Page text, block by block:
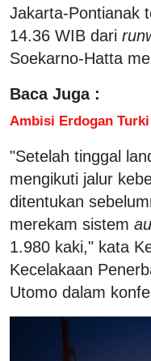
Jakarta-Pontianak
14.36 WIB dari
Soekarno-Hatta
Baca Juga :
Ambisi Erdogan
"Setelah tinggal
mengikuti jalur
ditentukan
merekam sistem
1.980 kaki," kata
Kecelakaan
Utomo dalam